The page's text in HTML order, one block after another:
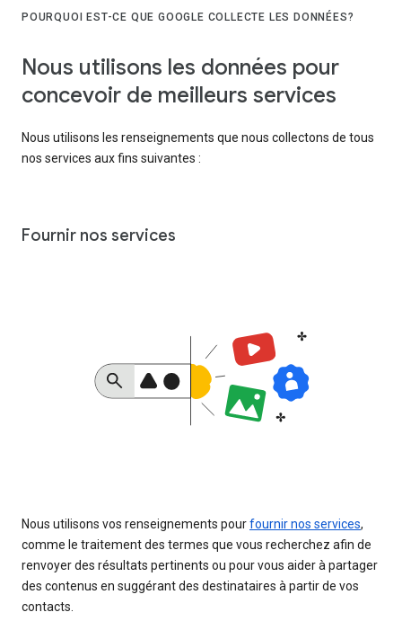
POURQUOI EST-CE QUE GOOGLE COLLECTE LES DONNÉES?
Nous utilisons les données pour
concevoir de meilleurs services
Nous utilisons les renseignements que nous collectons de tous
nos services aux fins suivantes :
Fournir nos services
Nous utilisons vos renseignements pourfournir nos services,
comme le traitement des termes que vous recherchez afin de
renvoyer des résultats pertinents ou pour vous aider à partager
des contenus en suggérant des destinataires à partir de vos
contacts.